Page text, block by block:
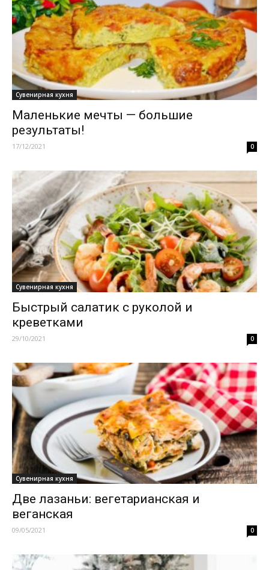
Сувенирная кухня
Маленькие мечты — большие
результаты!
17/12/2021 0
Сувенирная кухня
Быстрый салатик с руколой и
креветками
29/10/2021 0
Сувенирная кухня
Две лазаньи: вегетарианская и
веганская
09/05/2021 0